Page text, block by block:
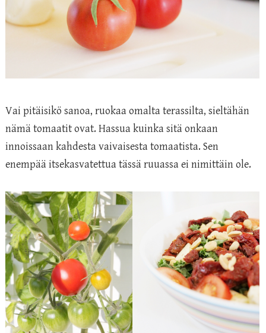
Vai pitäisikö sanoa, ruokaa omalta terassilta, sieltähän
nämä tomaatit ovat. Hassua kuinka sitä onkaan
innoissaan kahdesta vaivaisesta tomaatista. Sen
enempää itsekasvatettua tässä ruuassa ei nimittäin ole.